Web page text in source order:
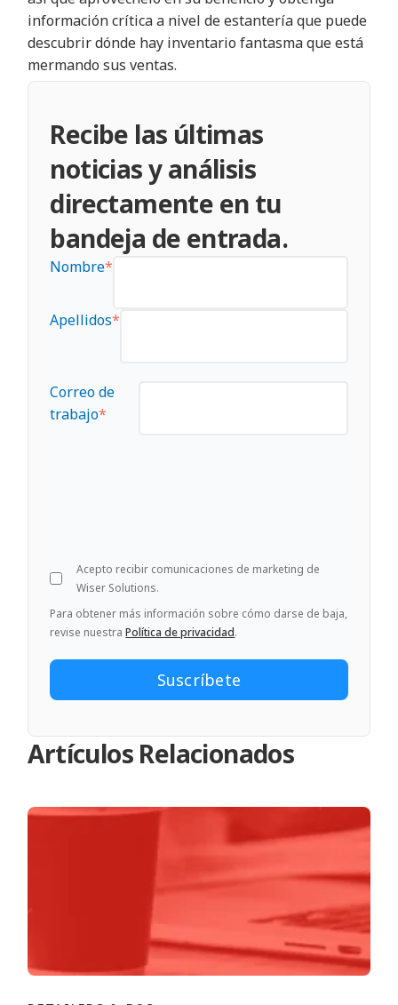
información crítica a nivel de estantería que puede
descubrir dónde hay inventario fantasma que está
mermando sus ventas.
Recibe las últimas
noticias y análisis
directamente en tu
bandeja de entrada.
Nombre*
Apellidos*
Correo de
trabajo*
Acepto recibir comunicaciones de marketing de
Wiser Solutions.
Para obtener más información sobre cómo darse de baja,
revise nuestraPolítica de privacidad.
Artículos Relacionados